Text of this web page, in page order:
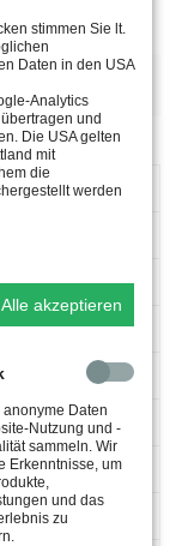
5.0635.03.31
50-60
350
30
max. 50°
stimmen Sie lt.
Daten in den USA
Analytics
und
Die USA gelten
mit
die
werden
Alle akzeptieren
anonyme Daten
Nutzung und -
sammeln. Wir
Erkenntnisse, um
und das
zu